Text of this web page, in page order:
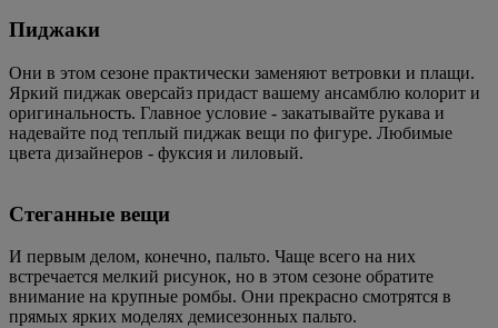
Пиджаки
Они в этом сезоне практически заменяют ветровки и плащи.
Яркий пиджак оверсайз придаст вашему ансамблю колорит и
оригинальность. Главное условие - закатывайте рукава и
надевайте под теплый пиджак вещи по фигуре. Любимые
цвета дизайнеров - фуксия и лиловый.
Стеганные вещи
И первым делом, конечно, пальто. Чаще всего на них
встречается мелкий рисунок, но в этом сезоне обратите
внимание на крупные ромбы. Они прекрасно смотрятся в
прямых ярких моделях демисезонных пальто.